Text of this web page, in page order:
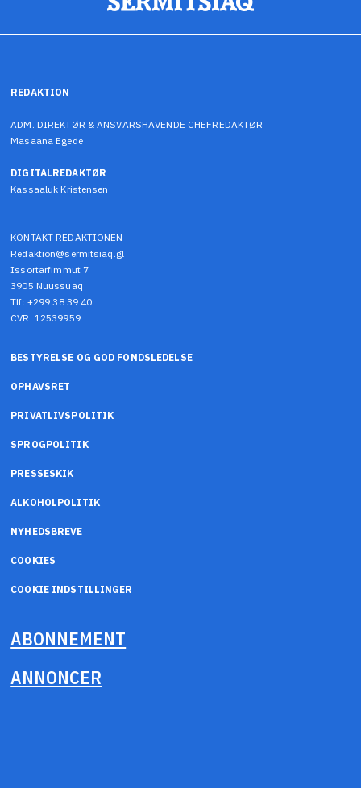
REDAKTION
ADM. DIREKTØR & ANSVARSHAVENDE CHEFREDAKTØR
Masaana Egede
DIGITALREDAKTØR
Kassaaluk Kristensen
KONTAKT REDAKTIONEN
Redaktion@sermitsiaq.gl
Issortarfimmut 7
3905 Nuussuaq
Tlf: +299 38 39 40
CVR: 12539959
BESTYRELSE OG GOD FONDSLEDELSE
OPHAVSRET
PRIVATLIVSPOLITIK
SPROGPOLITIK
PRESSESKIK
ALKOHOLPOLITIK
NYHEDSBREVE
COOKIES
COOKIE INDSTILLINGER
ABONNEMENT
ANNONCER